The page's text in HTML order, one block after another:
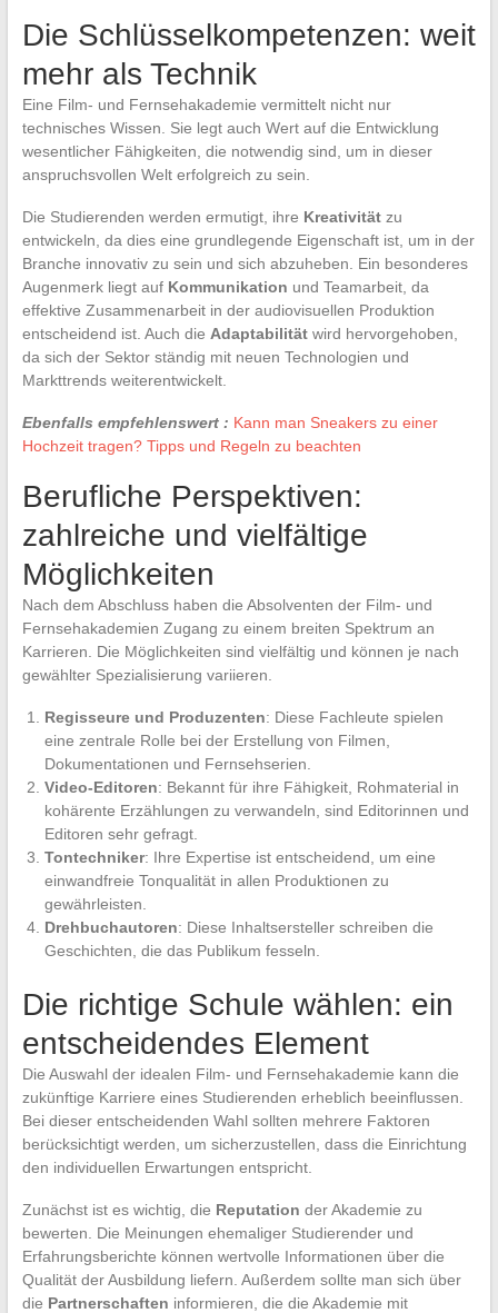
Die Schlüsselkompetenzen: weit
mehr als Technik
Eine Film- und Fernsehakademie vermittelt nicht nur
technisches Wissen. Sie legt auch Wert auf die Entwicklung
wesentlicher Fähigkeiten, die notwendig sind, um in dieser
anspruchsvollen Welt erfolgreich zu sein.
Die Studierenden werden ermutigt, ihre Kreativitätzu
entwickeln, da dies eine grundlegende Eigenschaft ist, um in der
Branche innovativ zu sein und sich abzuheben. Ein besonderes
Augenmerk liegt auf Kommunikation und Teamarbeit, da
effektive Zusammenarbeit in der audiovisuellen Produktion
entscheidend ist. Auch die Adaptabilitätwird hervorgehoben,
da sich der Sektor ständig mit neuen Technologien und
Markttrends weiterentwickelt.
Ebenfalls empfehlenswert : Kann man Sneakers zu einer
Hochzeit tragen? Tipps und Regeln zu beachten
Berufliche Perspektiven:
zahlreiche und vielfältige
Möglichkeiten
Nach dem Abschluss haben die Absolventen der Film- und
Fernsehakademien Zugang zu einem breiten Spektrum an
Karrieren. Die Möglichkeiten sind vielfältig und können je nach
gewählter Spezialisierung variieren.
Regisseure und Produzenten: Diese Fachleute spielen
eine zentrale Rolle bei der Erstellung von Filmen,
Dokumentationen und Fernsehserien.
Video-Editoren: Bekannt für ihre Fähigkeit, Rohmaterial in
kohärente Erzählungen zu verwandeln, sind Editorinnen und
Editoren sehr gefragt.
Tontechniker: Ihre Expertise ist entscheidend, um eine
einwandfreie Tonqualität in allen Produktionen zu
gewährleisten.
Drehbuchautoren: Diese Inhaltsersteller schreiben die
Geschichten, die das Publikum fesseln.
Die richtige Schule wählen: ein
entscheidendes Element
Die Auswahl der idealen Film- und Fernsehakademie kann die
zukünftige Karriere eines Studierenden erheblich beeinflussen.
Bei dieser entscheidenden Wahl sollten mehrere Faktoren
berücksichtigt werden, um sicherzustellen, dass die Einrichtung
den individuellen Erwartungen entspricht.
Zunächst ist es wichtig, die Reputation der Akademie zu
bewerten. Die Meinungen ehemaliger Studierender und
Erfahrungsberichte können wertvolle Informationen über die
Qualität der Ausbildung liefern. Außerdem sollte man sich über
die Partnerschaften informieren, die die Akademie mit